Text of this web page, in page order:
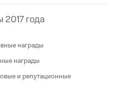
2017 года
награды
награды
и репутационные